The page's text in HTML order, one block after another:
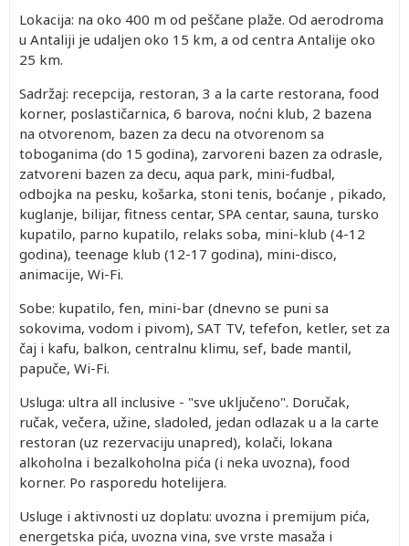
Lokacija: na oko 400 m od peščane plaže. Od aerodroma
u Antaliji je udaljen oko 15 km, a od centra Antalije oko
25 km.
Sadržaj: recepcija, restoran, 3 a la carte restorana, food
korner, poslastičarnica, 6 barova, noćni klub, 2 bazena
na otvorenom, bazen za decu na otvorenom sa
toboganima (do 15 godina), zarvoreni bazen za odrasle,
zatvoreni bazen za decu, aqua park, mini-fudbal,
odbojka na pesku, košarka, stoni tenis, boćanje , pikado,
kuglanje, bilijar, fitness centar, SPA centar, sauna, tursko
kupatilo, parno kupatilo, relaks soba, mini-klub (4-12
godina), teenage klub (12-17 godina), mini-disco,
animacije, Wi-Fi.
Sobe: kupatilo, fen, mini-bar (dnevno se puni sa
sokovima, vodom i pivom), SAT TV, tefefon, ketler, set za
čaj i kafu, balkon, centralnu klimu, sef, bade mantil,
papuče, Wi-Fi.
Usluga: ultra all inclusive - "sve uključeno". Doručak,
ručak, večera, užine, sladoled, jedan odlazak u a la carte
restoran (uz rezervaciju unapred), kolači, lokana
alkoholna i bezalkoholna pića (i neka uvozna), food
korner. Po rasporedu hotelijera.
Usluge i aktivnosti uz doplatu: uvozna i premijum pića,
energetska pića, uvozna vina, sve vrste masaža i